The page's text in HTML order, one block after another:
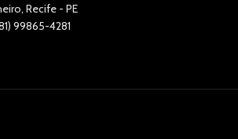
Recife - PE
99865-4281